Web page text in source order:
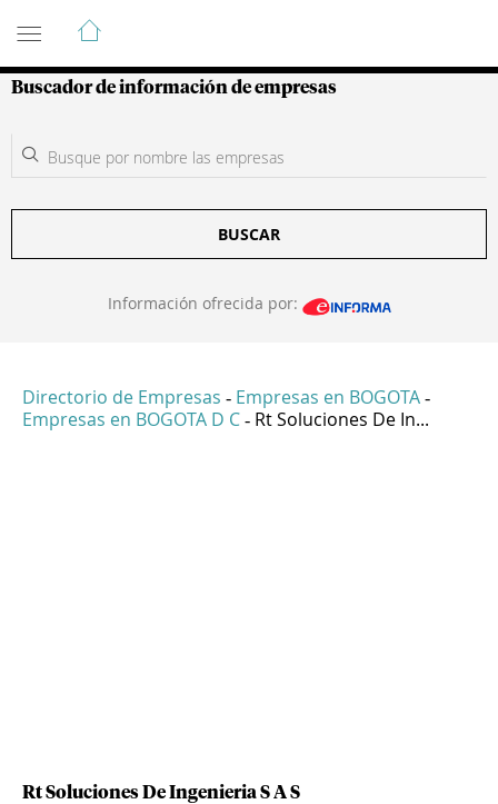
Guía de Empresas Colombianas
Buscador de información de empresas
BUSCAR
Información ofrecida por:
Directorio de Empresas - Empresas en BOGOTA -
Empresas en BOGOTA D C - Rt Soluciones De In...
Rt Soluciones De Ingenieria S A S